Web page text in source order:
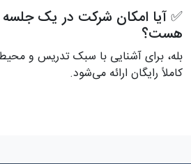
✅ آیا امکان شرکت در یک جلسه
هست؟
کاملاً رایگان ارائه می‌شود.